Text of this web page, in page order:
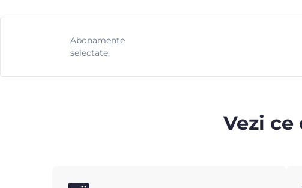
Abonamente
selectate:
Vezi